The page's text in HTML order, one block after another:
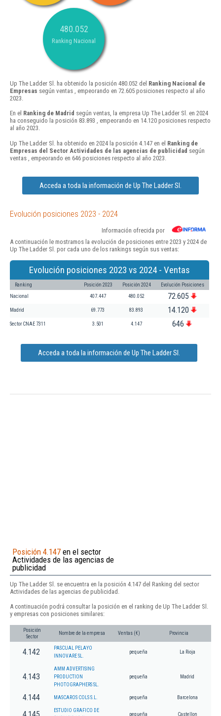
480.052
Ranking Nacional
Up The Ladder Sl. ha obtenido la posición 480.052 del Ranking Nacional de
Empresas según ventas , empeorando en 72.605 posiciones respecto al año
2023.
En el Ranking de Madrid según ventas, la empresa Up The Ladder Sl. en 2024
ha conseguido la posición 83.893 , empeorando en 14.120 posiciones respecto
al año 2023.
Up The Ladder Sl. ha obtenido en 2024 la posición 4.147 en el Ranking de
Empresas del Sector Actividades de las agencias de publicidad según
ventas , empeorando en 646 posiciones respecto al año 2023.
Acceda a toda la información de Up The Ladder Sl.
Evolución posiciones 2023 - 2024
Información ofrecida por
A continuación le mostramos la evolución de posiciones entre 2023 y 2024 de
Up The Ladder Sl. por cada uno de los rankings según sus ventas:
Evolución posiciones 2023 vs 2024 - Ventas
Ranking Posición 2023 Posición 2024 Evolución Posiciones
Nacional 407.447 480.052 72.605
Madrid 69.773 83.893 14.120
Sector CNAE 7311 3.501 4.147 646
Acceda a toda la información de Up The Ladder Sl.
Posición 4.147 en el sector
Actividades de las agencias de
publicidad
Up The Ladder Sl. se encuentra en la posición 4.147 del Ranking del sector
Actividades de las agencias de publicidad.
A continuación podrá consultar la posición en el ranking de Up The Ladder Sl.
y empresas con posiciones similares:
Posición
Sector
Nombre de la empresa Ventas (€) Provincia
4.142
PASCUAL PELAYO
INNOVARE SL.
pequeña La Rioja
4.143
AMM ADVERTISING
PRODUCTION
PHOTOGRAPHERS SL.
pequeña Madrid
4.144 MASCAROS COLS S.L. pequeña Barcelona
ESTUDIO GRAFICO DE
pequeña Castellon